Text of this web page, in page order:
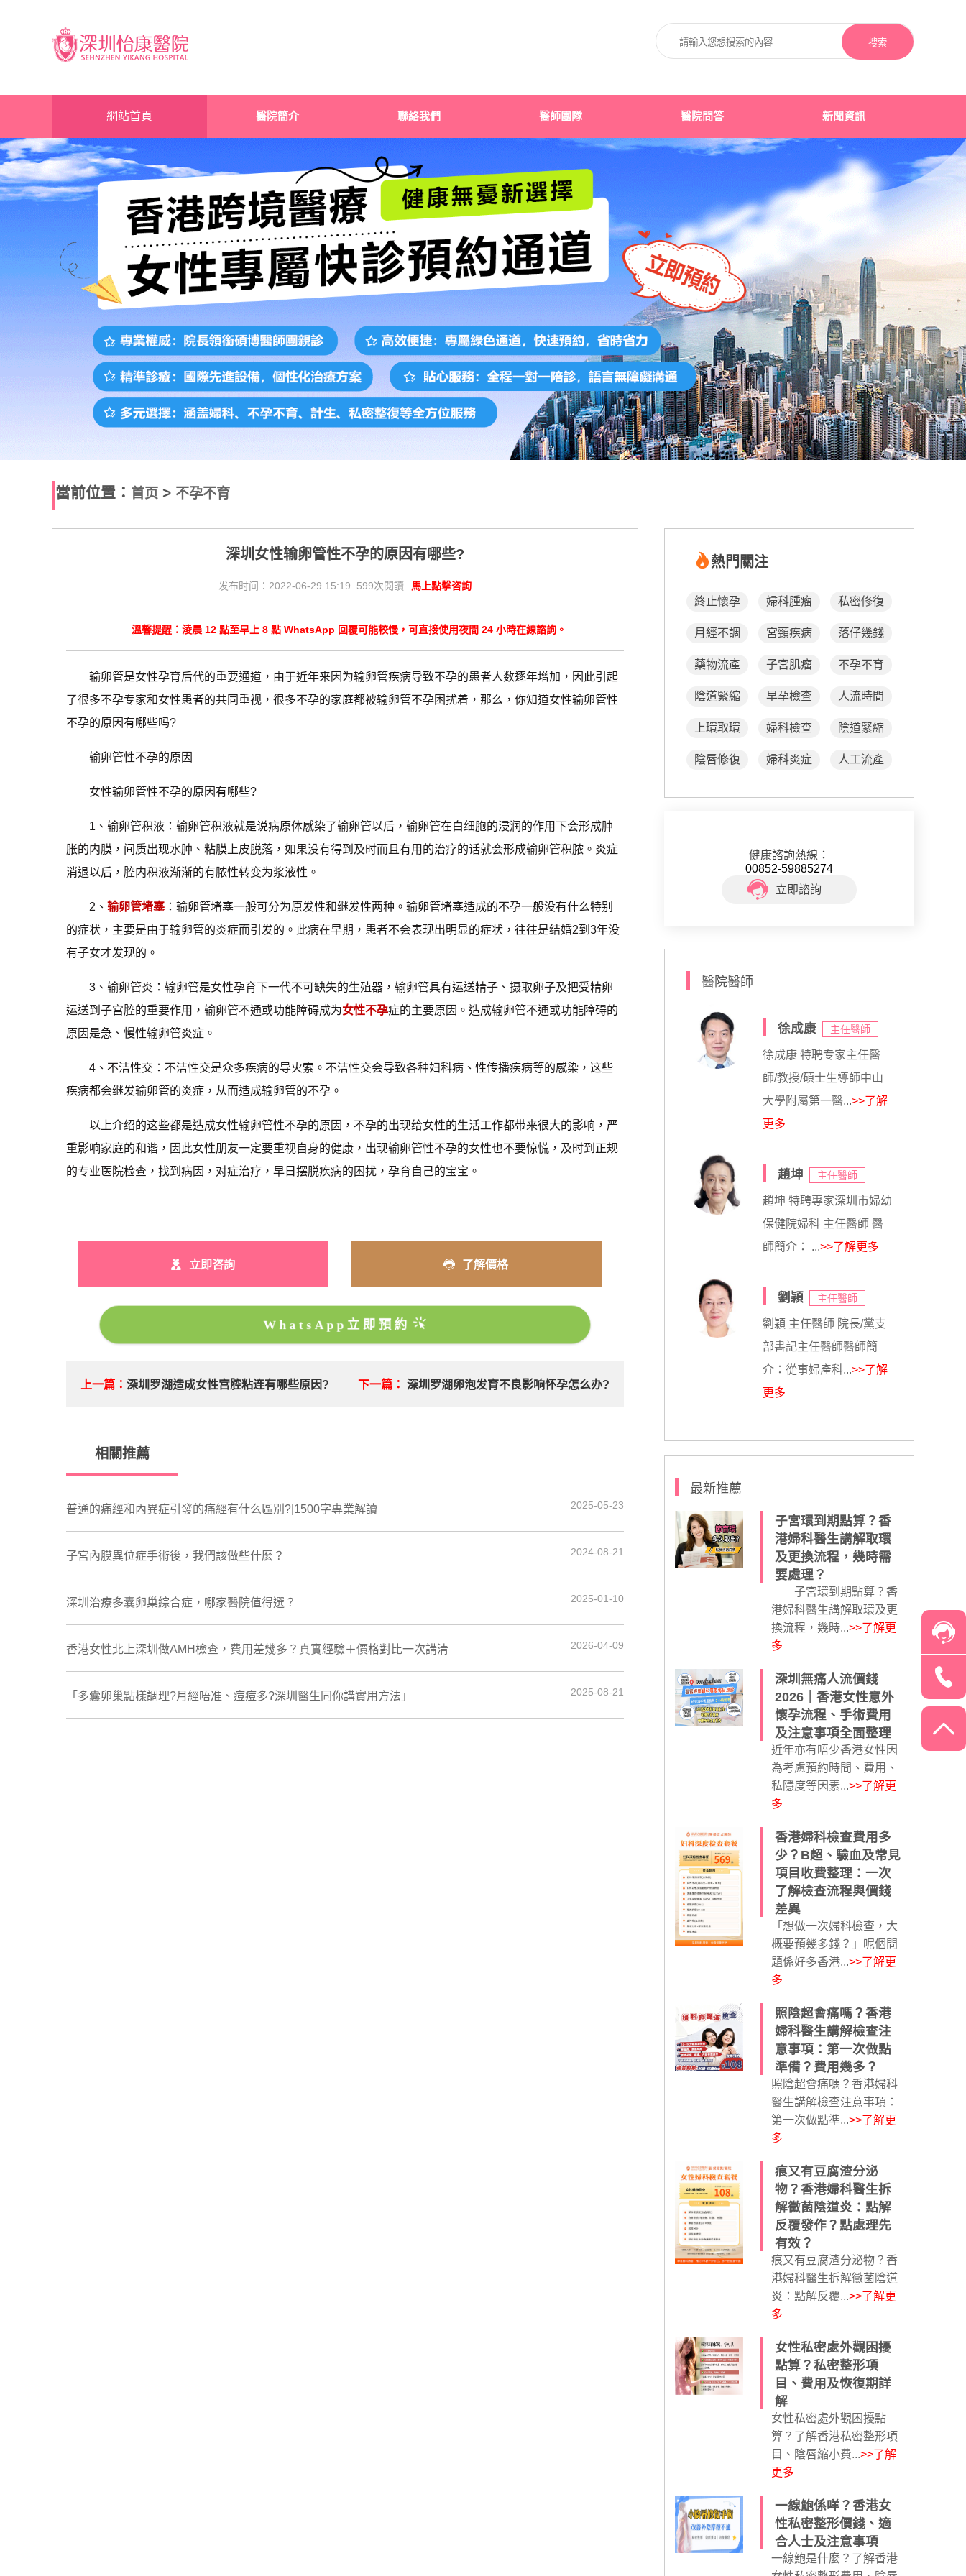
搜索
網站首頁 醫院簡介 聯絡我們 醫師團隊 醫院問答 新聞資訊
當前位置： 首页 > 不孕不育
深圳女性输卵管性不孕的原因有哪些?
发布时间：2022-06-29 15:19 599次閱讀 馬上點擊咨詢
溫馨提醒：淩晨 12 點至早上 8 點 WhatsApp 回覆可能較慢，可直接使用夜間 24 小時在線諮詢。
输卵管是女性孕育后代的重要通道，由于近年来因为输卵管疾病导致不孕的患者人数逐年增加，因此引起
了很多不孕专家和女性患者的共同重视，很多不孕的家庭都被输卵管不孕困扰着，那么，你知道女性输卵管性
不孕的原因有哪些吗?
输卵管性不孕的原因
女性输卵管性不孕的原因有哪些?
1、输卵管积液：输卵管积液就是说病原体感染了输卵管以后，输卵管在白细胞的浸润的作用下会形成肿
胀的内膜，间质出现水肿、粘膜上皮脱落，如果没有得到及时而且有用的治疗的话就会形成输卵管积脓。炎症
消退以后，腔内积液渐渐的有脓性转变为浆液性。
2、输卵管堵塞 ：输卵管堵塞一般可分为原发性和继发性两种。输卵管堵塞造成的不孕一般没有什么特别
的症状，主要是由于输卵管的炎症而引发的。此病在早期，患者不会表现出明显的症状，往往是结婚2到3年没
有子女才发现的。
3、输卵管炎：输卵管是女性孕育下一代不可缺失的生殖器，输卵管具有运送精子、摄取卵子及把受精卵
运送到子宫腔的重要作用，输卵管不通或功能障碍成为女性不孕症的主要原因。造成输卵管不通或功能障碍的
原因是急、慢性输卵管炎症。
4、不洁性交：不洁性交是众多疾病的导火索。不洁性交会导致各种妇科病、性传播疾病等的感染，这些
疾病都会继发输卵管的炎症，从而造成输卵管的不孕。
以上介绍的这些都是造成女性输卵管性不孕的原因，不孕的出现给女性的生活工作都带来很大的影响，严
重影响家庭的和谐，因此女性朋友一定要重视自身的健康，出现输卵管性不孕的女性也不要惊慌，及时到正规
的专业医院检查，找到病因，对症治疗，早日摆脱疾病的困扰，孕育自己的宝宝。
立即咨詢 了解價格
WhatsApp立即預約
上一篇：深圳罗湖造成女性宫腔粘连有哪些原因? 下一篇： 深圳罗湖卵泡发育不良影响怀孕怎么办?
相關推薦
普通的痛經和內異症引發的痛經有什么區別?|1500字專業解讀 2025-05-23
子宮內膜異位症手術後，我們該做些什麼？ 2024-08-21
深圳治療多囊卵巢綜合症，哪家醫院值得選？ 2025-01-10
香港女性北上深圳做AMH檢查，費用差幾多？真實經驗＋價格對比一次講清 2026-04-09
「多囊卵巢點樣調理?月經唔准、痘痘多?深圳醫生同你講實用方法」 2025-08-21
熱門關注
終止懷孕 婦科腫瘤 私密修復
月經不調 宮頸疾病 落仔幾錢
藥物流產 子宮肌瘤 不孕不育
陰道緊縮 早孕檢查 人流時間
上環取環 婦科檢查 陰道緊縮
陰唇修復 婦科炎症 人工流產
健康諮詢熱線：
00852-59885274
立即諮詢
醫院醫師
徐成康 主任醫師
徐成康 特聘专家主任醫
師/教授/碩士生導師中山
大學附屬第一醫...>>了解
更多
趙坤 主任醫師
趙坤 特聘專家深圳市婦幼
保健院婦科 主任醫師 醫
師簡介： ...>>了解更多
劉穎 主任醫師
劉穎 主任醫師 院長/黨支
部書記主任醫師醫師簡
介：從事婦產科...>>了解
更多
最新推薦
子宮環到期點算？香
港婦科醫生講解取環
及更換流程，幾時需
要處理？
子宮環到期點算？香
港婦科醫生講解取環及更
換流程，幾時...>>了解更
多
深圳無痛人流價錢
2026｜香港女性意外
懷孕流程、手術費用
及注意事項全面整理
近年亦有唔少香港女性因
為考慮預約時間、費用、
私隱度等因素...>>了解更
多
香港婦科檢查費用多
少？B超、驗血及常見
項目收費整理：一次
了解檢查流程與價錢
差異
「想做一次婦科檢查，大
概要預幾多錢？」呢個問
題係好多香港...>>了解更
多
照陰超會痛嗎？香港
婦科醫生講解檢查注
意事項：第一次做點
準備？費用幾多？
照陰超會痛嗎？香港婦科
醫生講解檢查注意事項：
第一次做點準...>>了解更
多
痕又有豆腐渣分泌
物？香港婦科醫生拆
解黴菌陰道炎：點解
反覆發作？點處理先
有效？
痕又有豆腐渣分泌物？香
港婦科醫生拆解黴菌陰道
炎：點解反覆...>>了解更
多
女性私密處外觀困擾
點算？私密整形項
目、費用及恢復期詳
解
女性私密處外觀困擾點
算？了解香港私密整形項
目、陰唇縮小費...>>了解
更多
一線鮑係咩？香港女
性私密整形價錢、適
合人士及注意事項
一線鮑是什麼？了解香港